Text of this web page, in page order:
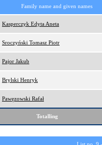
Family name and given names
Kasperczyk Edyta Aneta
Sroczyński Tomasz Piotr
Pajor Jakub
Brylski Henryk
Pawęzowski Rafał
Totalling